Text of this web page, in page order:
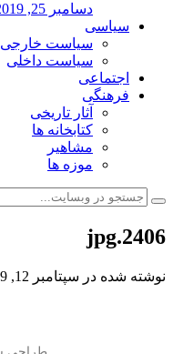
دسامبر 25, 2019
سیاسی
سیاست خارجی
سیاست داخلی
اجتماعی
فرهنگی
آثار تاریخی
کتابخانه ها
مشاهیر
موزه ها
2406.jpg
نوشته شده در سپتامبر 12, 2019